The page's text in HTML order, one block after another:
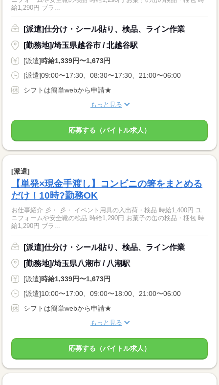
給1,290円 ブラ...
[派遣]仕分け・シール貼り、検品、ライン作業
[勤務地]/埼玉県越谷市 / 北越谷駅
[派遣]時給1,339円〜1,673円
[派遣]09:00〜17:30、08:30〜17:30、21:00〜06:00
シフトは簡単webから申請★
もっと見る
応募する（バイトル求人）
[派遣]
【単発×現金手渡し】コンビニの箸をまとめる
だけ！10時?勤務OK
お仕事紹介 彡・ 彡・ イベント用具の入出荷・検品 時給1,400円 ユ
ニフォームや安全靴の検品 時給1,290円 お菓子の缶の検品・梱包 時
給1,290円 ブラ...
[派遣]仕分け・シール貼り、検品、ライン作業
[勤務地]/埼玉県八潮市 / 八潮駅
[派遣]時給1,339円〜1,673円
[派遣]10:00〜17:00、09:00〜18:00、21:00〜06:00
シフトは簡単webから申請★
もっと見る
応募する（バイトル求人）